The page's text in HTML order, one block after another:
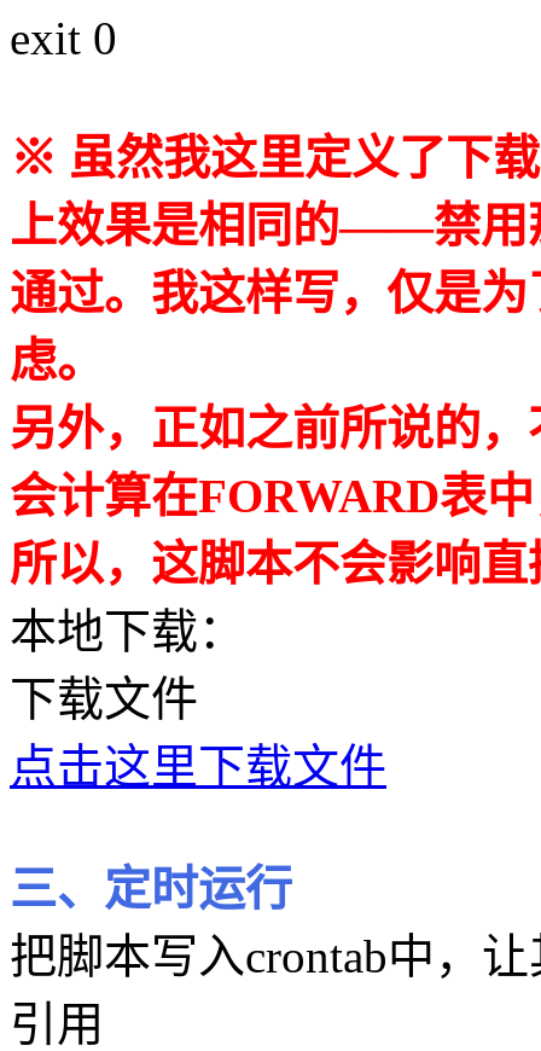
exit 0
※ 虽然我这里定义了下
上效果是相同的——禁用
通过。我这样写，仅是
虑。
另外，正如之前所说的
会计算在FORWARD表
所以，这脚本不会影响
本地下载：
下载文件
点击这里下载文件
三、定时运行
把脚本写入crontab中，
引用